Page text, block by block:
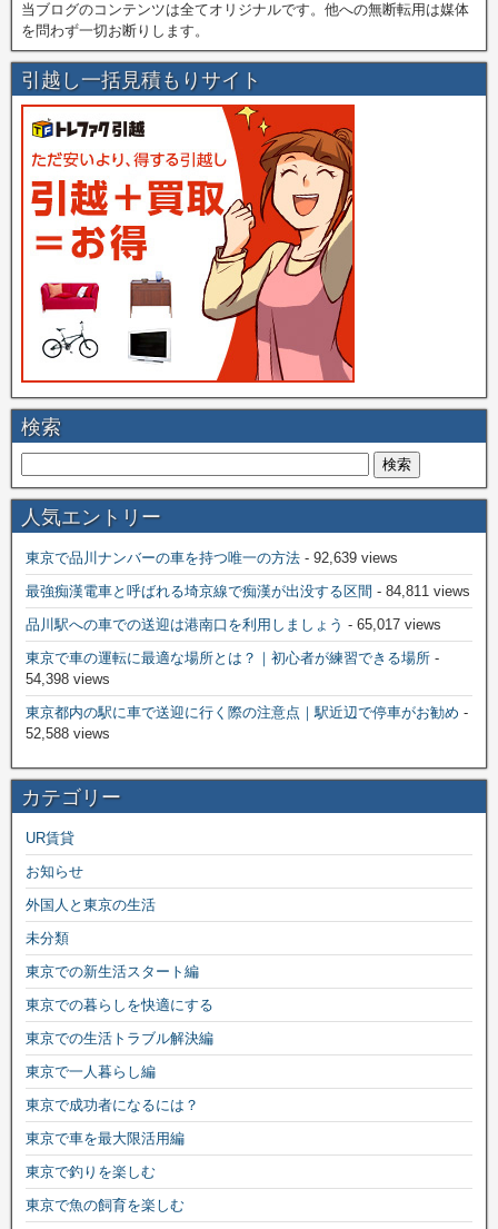
当ブログのコンテンツは全てオリジナルです。他への無断転用は媒体
を問わず一切お断りします。
引越し一括見積もりサイト
検索
人気エントリー
東京で品川ナンバーの車を持つ唯一の方法 - 92,639 views
最強痴漢電車と呼ばれる埼京線で痴漢が出没する区間 - 84,811 views
品川駅への車での送迎は港南口を利用しましょう - 65,017 views
東京で車の運転に最適な場所とは？｜初心者が練習できる場所 -
54,398 views
東京都内の駅に車で送迎に行く際の注意点｜駅近辺で停車がお勧め -
52,588 views
カテゴリー
UR賃貸
お知らせ
外国人と東京の生活
未分類
東京での新生活スタート編
東京での暮らしを快適にする
東京での生活トラブル解決編
東京で一人暮らし編
東京で成功者になるには？
東京で車を最大限活用編
東京で釣りを楽しむ
東京で魚の飼育を楽しむ